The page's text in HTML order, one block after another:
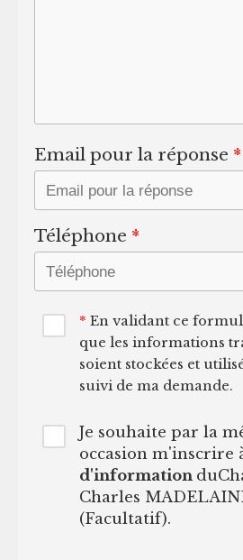
Email pour la réponse
Téléphone
En validant ce
que les informations
soient stockées et
suivi de ma demande.
Je souhaite par la
occasion m'inscrire
d'information
Charles
(Facultatif).